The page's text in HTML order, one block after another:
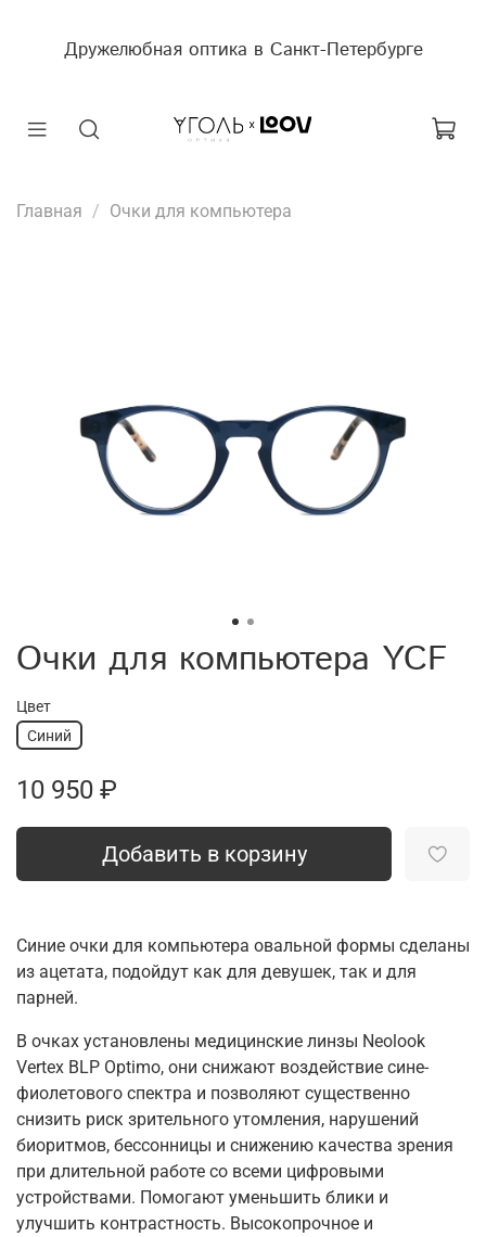
Дружелюбная оптика в Санкт-Петербурге
Главная Очки для компьютера
Очки для компьютера YCF
Цвет
Синий
10 950 ₽
Добавить в корзину
Синие очки для компьютера овальной формы сделаны
из ацетата, подойдут как для девушек, так и для
парней.
В очках установлены медицинские линзы Neolook
Vertex BLP Optimo, они снижают воздействие сине-
фиолетового спектра и позволяют существенно
снизить риск зрительного утомления, нарушений
биоритмов, бессонницы и снижению качества зрения
при длительной работе со всеми цифровыми
устройствами. Помогают уменьшить блики и
улучшить контрастность. Высокопрочное и